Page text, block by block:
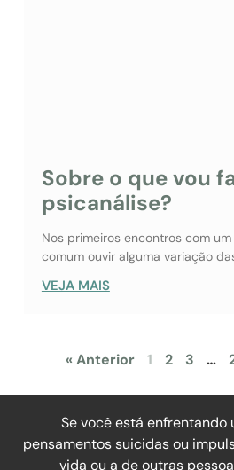
Sobre o que vou
psicanálise?
Nos primeiros encontros com
comum ouvir alguma variação
VEJA MAIS
« Anterior 1 2 3 …
Se você está enfrentando
pensamentos suicidas ou
vida ou a de outras